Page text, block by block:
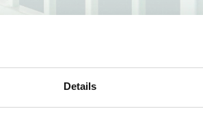
Details